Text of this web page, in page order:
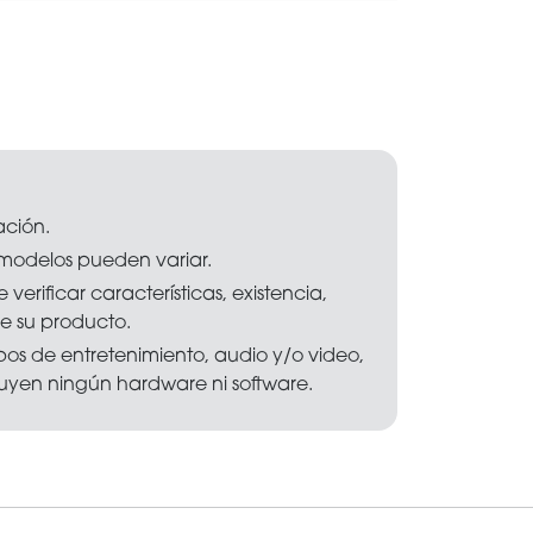
pueden variar.
verificar características, existencia,
su producto.
de entretenimiento, audio y/o video,
ningún hardware ni software.